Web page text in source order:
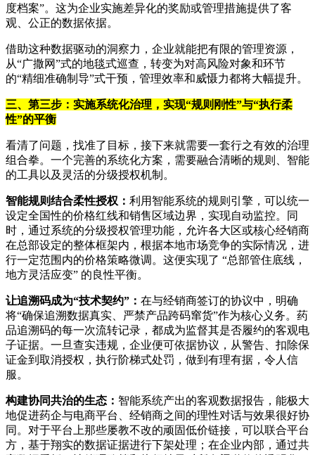
度档案”。这为企业实施差异化的奖励或管理措施提供了客
观、公正的数据依据。
借助这种数据驱动的洞察力，企业就能把有限的管理资源，
从“广撒网”式的地毯式巡查，转变为对高风险对象和环节
的“精细准确制导”式干预，管理效率和威慑力都将大幅提升。
三、第三步：实施系统化治理，实现“规则刚性”与“执行柔
性”的平衡
看清了问题，找准了目标，接下来就需要一套行之有效的治理
组合拳。一个完善的系统化方案，需要融合清晰的规则、智能
的工具以及灵活的分级授权机制。
智能规则结合柔性授权： 利用智能系统的规则引擎，可以统一
设定全国性的价格红线和销售区域边界，实现自动监控。同
时，通过系统的分级授权管理功能，允许各大区或核心经销商
在总部设定的整体框架内，根据本地市场竞争的实际情况，进
行一定范围内的价格策略微调。这便实现了 “总部管住底线，
地方灵活应变” 的良性平衡。
让追溯码成为“技术契约”： 在与经销商签订的协议中，明确
将“确保追溯数据真实、严禁产品跨码窜货”作为核心义务。药
品追溯码的每一次流转记录，都成为监督其是否履约的客观电
子证据。一旦查实违规，企业便可依据协议，从警告、扣除保
证金到取消授权，执行阶梯式处罚，做到有理有据，令人信
服。
构建协同共治的生态： 智能系统产出的客观数据报告，能极大
地促进药企与电商平台、经销商之间的理性对话与效果很好协
同。对于平台上那些屡教不改的顽固低价链接，可以联合平台
方，基于翔实的数据证据进行下架处理；在企业内部，通过共